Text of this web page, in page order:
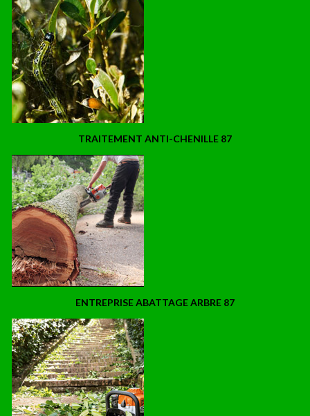
TRAITEMENT ANTI-CHENILLE 87
ENTREPRISE ABATTAGE ARBRE 87